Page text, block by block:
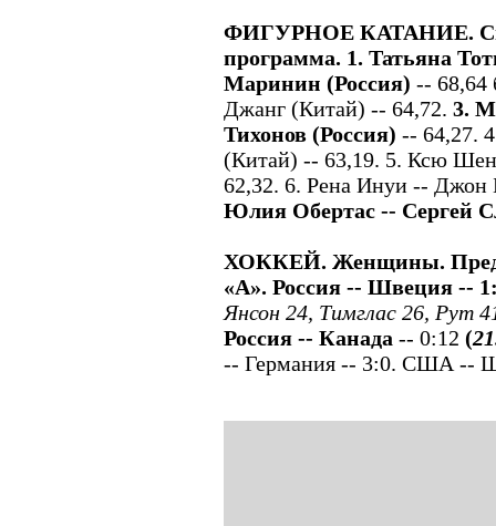
ФИГУРНОЕ КАТАНИЕ.
программа. 1. Татьяна
Маринин (Россия) -- 68,64
Джанг (Китай) -- 64,72. 3.
Тихонов (Россия) -- 64,27.
(Китай) -- 63,19. 5. Ксю
62,32. 6. Рена Инуи --
Юлия Обертас -- Сергей
ХОККЕЙ. Женщины.
«А». Россия -- Швеция --
Янсон 24, Тимглас 26, Рут
Россия -- Канада -- 0:12 (
-- Германия -- 3:0. США --